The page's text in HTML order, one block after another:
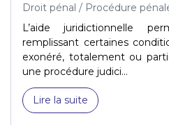
Droit pénal / Procédure
L’aide juridictionnelle
remplissant certaines
exonéré, totalement ou
une procédure judici...
Lire la suite